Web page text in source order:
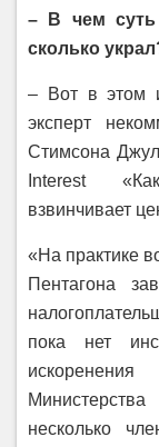
– В чем
сколько
– Вот в этом
эксперт
Стимсона
Interest
взвинчивает
«На практике
Пентагона
пока нет
несколько